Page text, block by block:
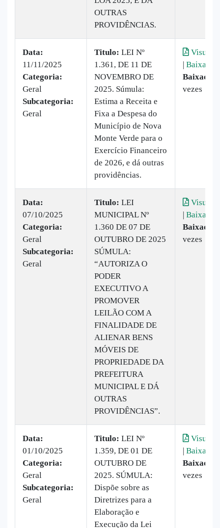
OUTRAS
PROVIDÊNCIAS.
Data:
11/11/2025
Categoria:
Geral
Subcategoria:
Geral
Titulo: LEI Nº
1.361, DE 11 DE
NOVEMBRO DE
2025. Súmula:
Estima a Receita e
Fixa a Despesa do
Município de Nova
Monte Verde para o
Exercício Financeiro
de 2026, e dá outras
providências.
| Baixar
Baixado:
vezes
Data:
07/10/2025
Categoria:
Geral
Subcategoria:
Geral
Titulo: LEI
MUNICIPAL Nº
1.360 DE 07 DE
OUTUBRO DE 2025
SÚMULA:
“AUTORIZA O
PODER
EXECUTIVO A
PROMOVER
LEILÃO COM A
FINALIDADE DE
ALIENAR BENS
MÓVEIS DE
PROPRIEDADE DA
PREFEITURA
MUNICIPAL E DÁ
OUTRAS
PROVIDÊNCIAS”.
| Baixar
Baixado:
vezes
Data:
01/10/2025
Categoria:
Geral
Subcategoria:
Geral
Titulo: LEI Nº
1.359, DE 01 DE
OUTUBRO DE
2025. SÚMULA:
Dispõe sobre as
Diretrizes para a
Elaboração e
Execução da Lei
| Baixar
Baixado:
vezes